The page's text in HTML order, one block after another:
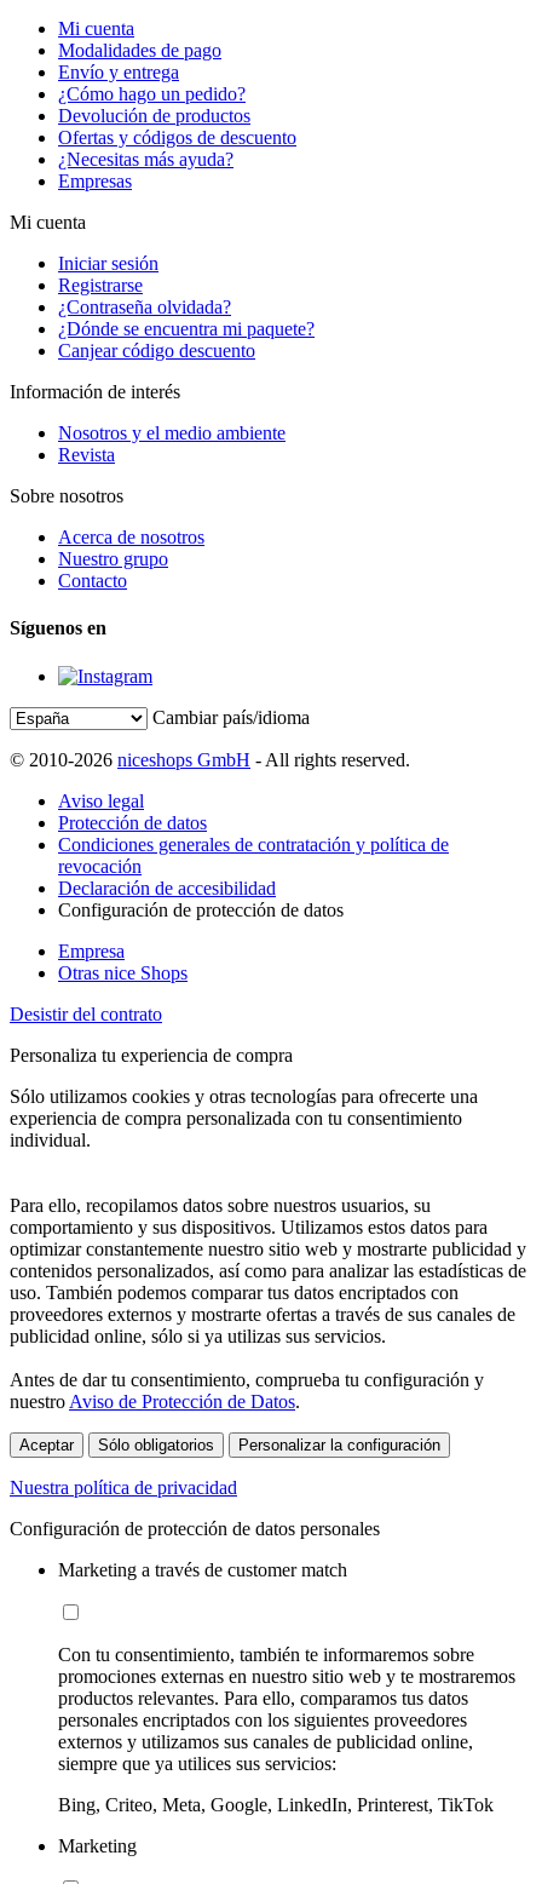
Mi cuenta
Modalidades de pago
Envío y entrega
¿Cómo hago un pedido?
Devolución de productos
Ofertas y códigos de descuento
¿Necesitas más ayuda?
Empresas
Mi cuenta
Iniciar sesión
Registrarse
¿Contraseña olvidada?
¿Dónde se encuentra mi paquete?
Canjear código descuento
Información de interés
Nosotros y el medio ambiente
Revista
Sobre nosotros
Acerca de nosotros
Nuestro grupo
Contacto
Síguenos en
Cambiar país/idioma
© 2010-2026 niceshops GmbH - All rights reserved.
Aviso legal
Protección de datos
Condiciones generales de contratación y política de
revocación
Declaración de accesibilidad
Configuración de protección de datos
Empresa
Otras nice Shops
Desistir del contrato
Personaliza tu experiencia de compra
Sólo utilizamos cookies y otras tecnologías para ofrecerte una
experiencia de compra personalizada con tu consentimiento
individual.
Para ello, recopilamos datos sobre nuestros usuarios, su
comportamiento y sus dispositivos. Utilizamos estos datos para
optimizar constantemente nuestro sitio web y mostrarte publicidad y
contenidos personalizados, así como para analizar las estadísticas de
uso. También podemos comparar tus datos encriptados con
proveedores externos y mostrarte ofertas a través de sus canales de
publicidad online, sólo si ya utilizas sus servicios.
Antes de dar tu consentimiento, comprueba tu configuración y
nuestro Aviso de Protección de Datos.
Aceptar Sólo obligatorios Personalizar la configuración
Nuestra política de privacidad
Configuración de protección de datos personales
Marketing a través de customer match
Con tu consentimiento, también te informaremos sobre
promociones externas en nuestro sitio web y te mostraremos
productos relevantes. Para ello, comparamos tus datos
personales encriptados con los siguientes proveedores
externos y utilizamos sus canales de publicidad online,
siempre que ya utilices sus servicios:
Bing, Criteo, Meta, Google, LinkedIn, Printerest, TikTok
Marketing